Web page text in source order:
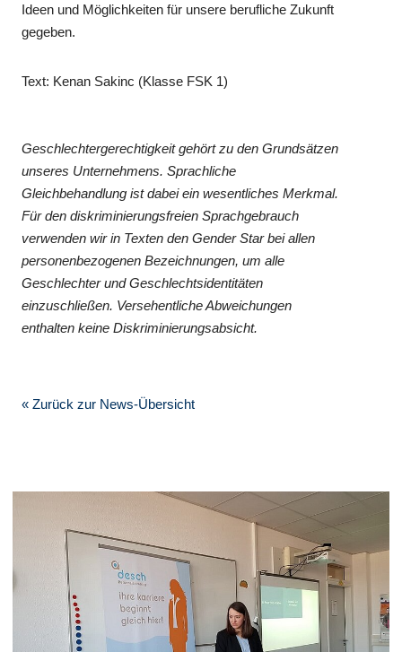
Ideen und Möglichkeiten für unsere berufliche Zukunft
gegeben.
Text: Kenan Sakinc (Klasse FSK 1)
Geschlechtergerechtigkeit gehört zu den Grundsätzen
unseres Unternehmens. Sprachliche
Gleichbehandlung ist dabei ein wesentliches Merkmal.
Für den diskriminierungsfreien Sprachgebrauch
verwenden wir in Texten den Gender Star bei allen
personenbezogenen Bezeichnungen, um alle
Geschlechter und Geschlechtsidentitäten
einzuschließen. Versehentliche Abweichungen
enthalten keine Diskriminierungsabsicht.
« Zurück zur News-Übersicht